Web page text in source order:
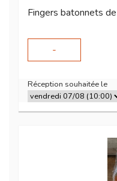
Fingers batonnets
-
Réception souhaitée le